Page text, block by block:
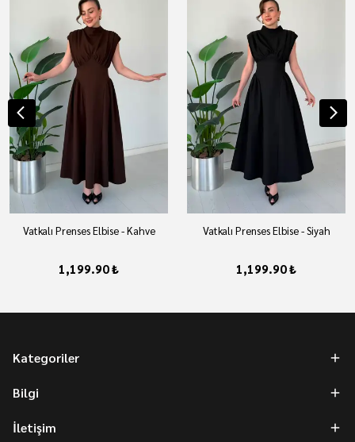
Vatkalı Prenses Elbise - Kahve
1,199.90 ₺
Vatkalı Prenses Elbise - Siyah
1,199.90 ₺
Kategoriler
Bilgi
İletişim